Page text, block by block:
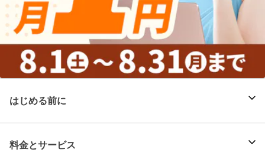
はじめる前に
料金とサービス